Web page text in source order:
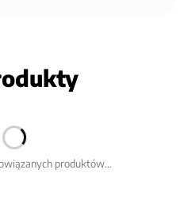
produktów...